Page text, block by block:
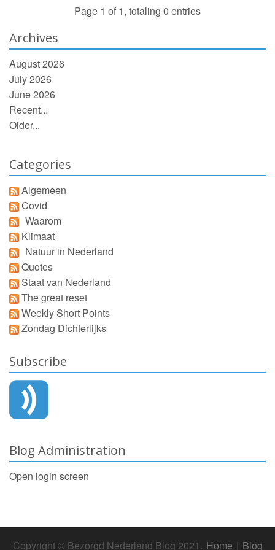
Page 1 of 1, totaling 0 entries
Archives
August 2026
July 2026
June 2026
Recent...
Older...
Categories
Algemeen
Covid
Waarom
Klimaat
Natuur in Nederland
Quotes
Staat van Nederland
The great reset
Weekly Short Points
Zondag Dichterlijks
Subscribe
Blog Administration
Open login screen
Copyright © Bezorgd Nederland Blog 2021. Home | Blog